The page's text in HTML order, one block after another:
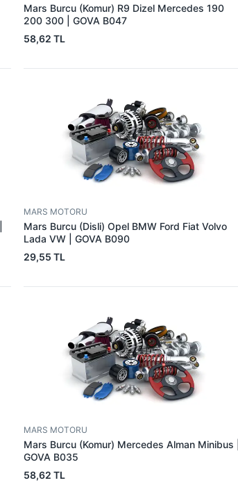
Mars Burcu (Komur) R9 Dizel Mercedes 190
200 300 | GOVA B047
58,62 TL
MARS MOTORU
Mars Burcu (Disli) Opel BMW Ford Fiat Volvo
Lada VW | GOVA B090
29,55 TL
MARS MOTORU
Mars Burcu (Komur) Mercedes Alman Minibus |
GOVA B035
58,62 TL